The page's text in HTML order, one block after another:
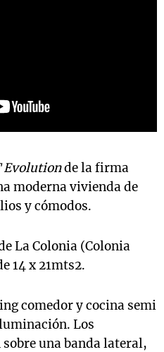
Evolutionde la firma
moderna vivienda de
y cómodos.
La Colonia (Colonia
14 x 21mts2.
comedor y cocina semi
Los
una banda lateral,